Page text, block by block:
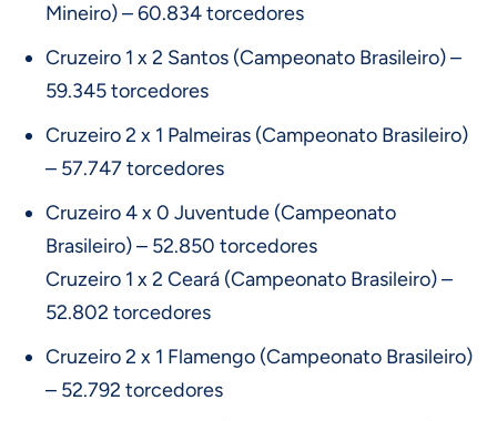
Mineiro) – 60.834 torcedores
Cruzeiro 1 x 2 Santos (Campeonato Brasileiro) –
59.345 torcedores
Cruzeiro 2 x 1 Palmeiras (Campeonato Brasileiro)
– 57.747 torcedores
Cruzeiro 4 x 0 Juventude (Campeonato
Brasileiro) – 52.850 torcedores
Cruzeiro 1 x 2 Ceará (Campeonato Brasileiro) –
52.802 torcedores
Cruzeiro 2 x 1 Flamengo (Campeonato Brasileiro)
– 52.792 torcedores